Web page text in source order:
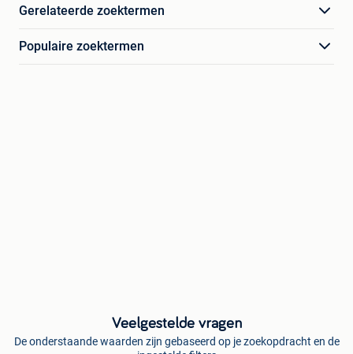
Gerelateerde zoektermen
Populaire zoektermen
Veelgestelde vragen
De onderstaande waarden zijn gebaseerd op je zoekopdracht en de